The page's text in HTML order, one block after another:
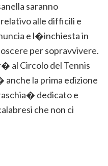
saranno
alle difficili e
e l�inchiesta in
per sopravvivere.
al Circolo del Tennis
la prima edizione
dedicato e
che non ci